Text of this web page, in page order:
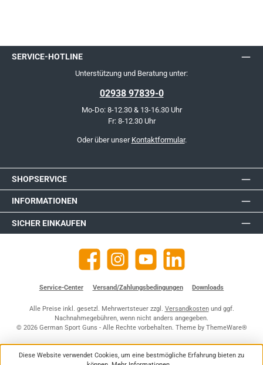
SERVICE-HOTLINE
Unterstützung und Beratung unter:
02938 97839-0
Mo-Do: 8-12.30 & 13-16.30 Uhr
Fr: 8-12.30 Uhr
Oder über unser Kontaktformular.
SHOPSERVICE
INFORMATIONEN
SICHER EINKAUFEN
Facebook Instagram YouTube https://de.linkedin.com/company/
Service-Center Versand/Zahlungsbedingungen Downloads
Alle Preise inkl. gesetzl. Mehrwertsteuer zzgl. Versandkostenund ggf.
Nachnahmegebühren, wenn nicht anders angegeben.
© 2026 German Sport Guns - Alle Rechte vorbehalten. Theme by ThemeWare®
Diese Website verwendet Cookies, um eine bestmögliche Erfahrung bieten zu